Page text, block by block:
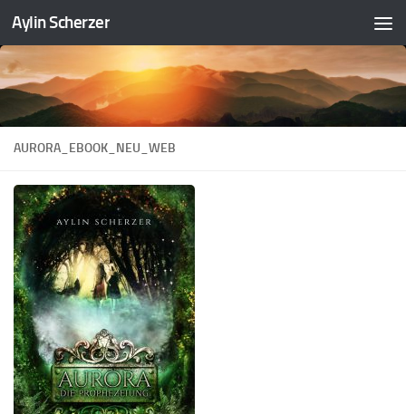
Zum Inhalt springen
Aylin Scherzer
AURORA_EBOOK_NEU_WEB